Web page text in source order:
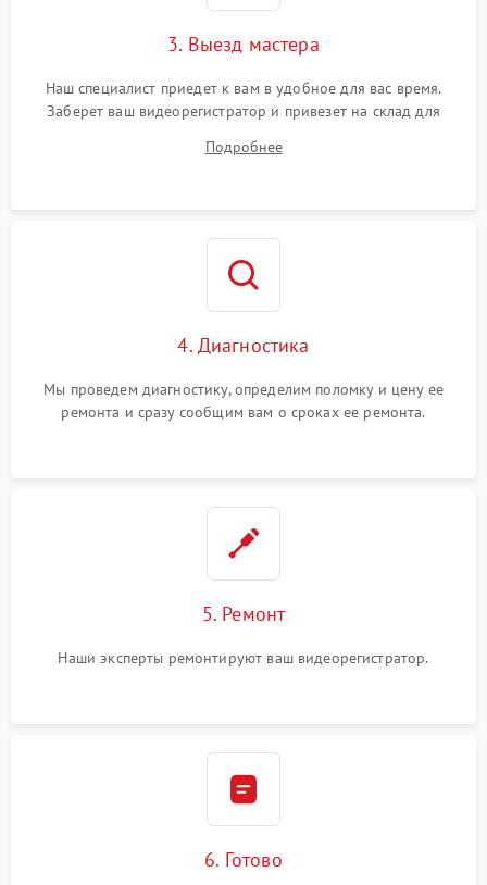
3. Выезд мастера
Наш специалист приедет к вам в удобное для вас время.
Заберет ваш видеорегистратор и привезет на склад для
Подробнее
4. Диагностика
Мы проведем диагностику, определим поломку и цену ее
ремонта и сразу сообщим вам о сроках ее ремонта.
5. Ремонт
Наши эксперты ремонтируют ваш видеорегистратор.
6. Готово